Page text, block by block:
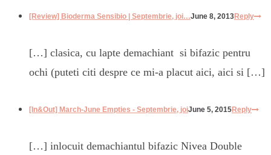
[Review] Bioderma Sensibio | Septembrie, joi…June 8, 2013Reply
[…] clasica, cu lapte demachiant si bifazic pentru
ochi (puteti citi despre ce mi-a placut aici, aici si […]
[In&Out] March-June Empties - Septembrie, joiJune 5, 2015Reply
[…] inlocuit demachiantul bifazic Nivea Double